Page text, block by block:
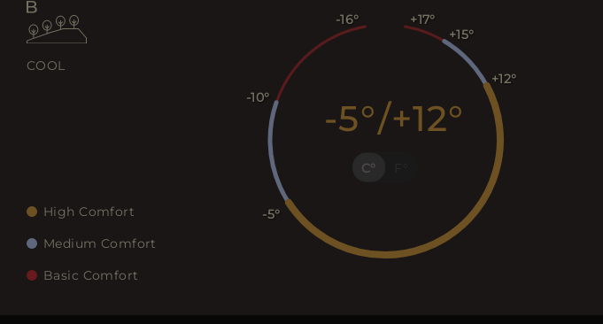
COOL
High Comfort
Medium Comfort
Basic Comfort
C
-5 /+12
-16
-10
-5
+12
+15
+17